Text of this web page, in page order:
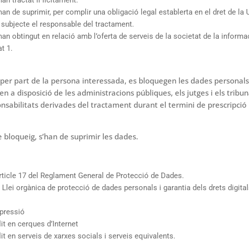
de suprimir, per complir una obligació legal establerta en el dret de la
el responsable del tractament.
obtingut en relació amb l’oferta de serveis de la societat de la
1.
part de la persona interessada, es bloquegen les dades
a disposició de les administracions públiques, els jutges i els
derivades del tractament durant el termini de prescripció
s’han de suprimir les dades.
17 del Reglament General de Protecció de Dades.
orgànica de protecció de dades personals i garantia dels drets
cerques d’Internet
serveis de xarxes socials i serveis equivalents.